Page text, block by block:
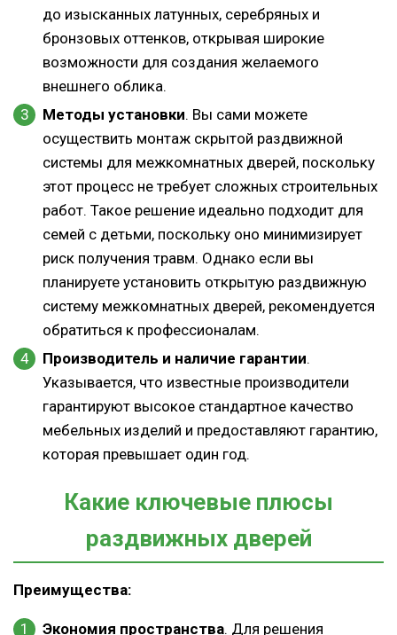
до изысканных латунных, серебряных и
бронзовых оттенков, открывая широкие
возможности для создания желаемого
внешнего облика.
Методы установки. Вы сами можете
осуществить монтаж скрытой раздвижной
системы для межкомнатных дверей, поскольку
этот процесс не требует сложных строительных
работ. Такое решение идеально подходит для
семей с детьми, поскольку оно минимизирует
риск получения травм. Однако если вы
планируете установить открытую раздвижную
систему межкомнатных дверей, рекомендуется
обратиться к профессионалам.
Производитель и наличие гарантии.
Указывается, что известные производители
гарантируют высокое стандартное качество
мебельных изделий и предоставляют гарантию,
которая превышает один год.
Какие ключевые плюсы
раздвижных дверей
Преимущества:
Экономия пространства. Для решения